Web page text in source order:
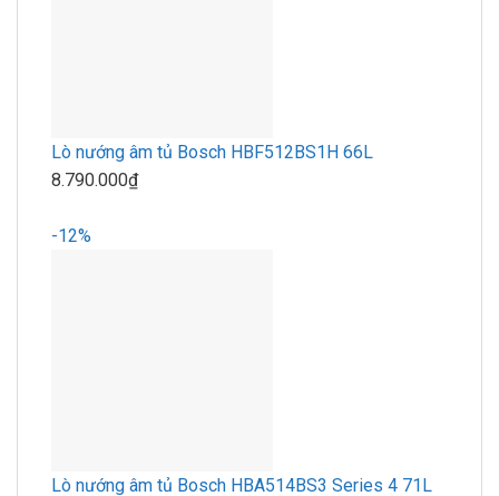
Lò nướng âm tủ Bosch HBF512BS1H 66L
8.790.000₫
-12%
Lò nướng âm tủ Bosch HBA514BS3 Series 4 71L